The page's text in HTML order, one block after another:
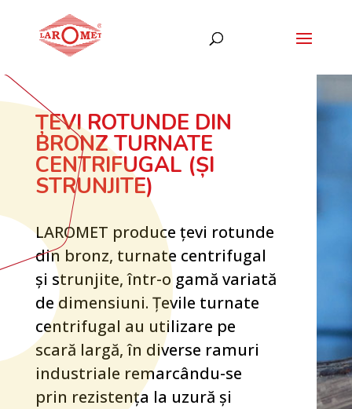
ȚEVI ROTUNDE DIN
BRONZ TURNATE
CENTRIFUGAL (ȘI
STRUNJITE)
LAROMET produce țevi rotunde
din bronz, turnate centrifugal
și strunjite, într-o gamă variată
de dimensiuni. Țevile turnate
centrifugal au utilizare pe
scară largă, în diverse ramuri
industriale remarcându-se
prin rezistența la uzură și